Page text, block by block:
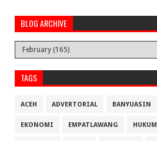
BLOG ARCHIVE
TAGS
ACEH ADVERTORIAL BANYUASIN
EKONOMI EMPATLAWANG HUKUM